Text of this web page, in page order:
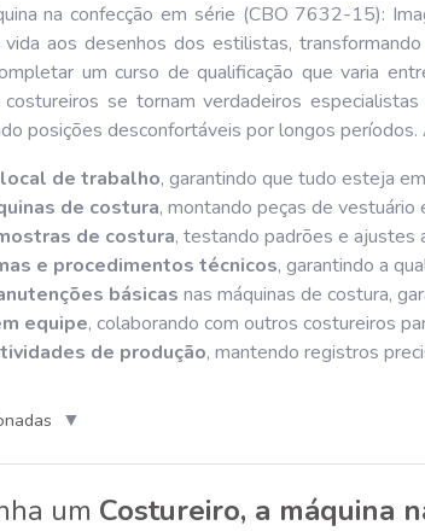
na confecção em série (CBO 7632-15):
aos desenhos dos estilistas,
um curso de qualificação que varia
se tornam verdadeiros
posições desconfortáveis por longos
de trabalho, garantindo que tudo esteja
de costura, montando peças de vestuário
de costura, testando padrões e ajustes
e procedimentos técnicos, garantindo a
básicas nas máquinas de costura,
equipe, colaborando com outros costureiros
de produção, mantendo registros
▼
um Costureiro, a máquina